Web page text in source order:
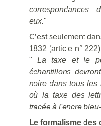
correspondances
eux."
C’est seulement
1832 (article n°
"La taxe et le
échantillons
noire dans tous les
où la taxe des
tracée à l'encre
Le formalisme des